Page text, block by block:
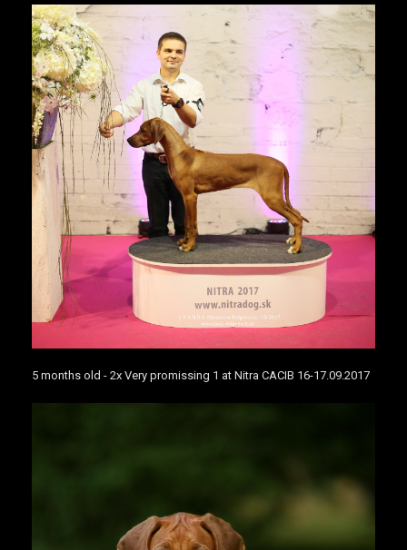
5 months old - 2x Very promissing 1 at Nitra CACIB 16-17.09.2017